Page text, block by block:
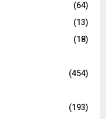
(64)
(13)
(18)
(454)
(193)